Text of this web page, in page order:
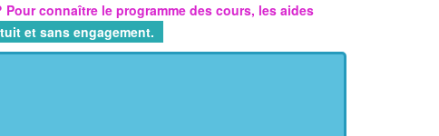
connaître le programme des cours, les aides
et sans engagement.